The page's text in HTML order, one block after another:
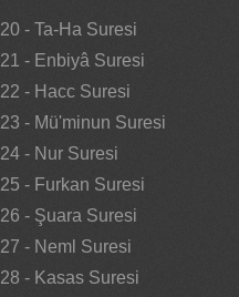
20 - Ta-Ha Suresi
21 - Enbiyâ Suresi
22 - Hacc Suresi
23 - Mü'minun Suresi
24 - Nur Suresi
25 - Furkan Suresi
26 - Şuara Suresi
27 - Neml Suresi
28 - Kasas Suresi